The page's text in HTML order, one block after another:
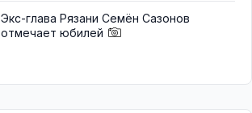
Экс-глава Рязани Семён Сазонов
отмечает юбилей